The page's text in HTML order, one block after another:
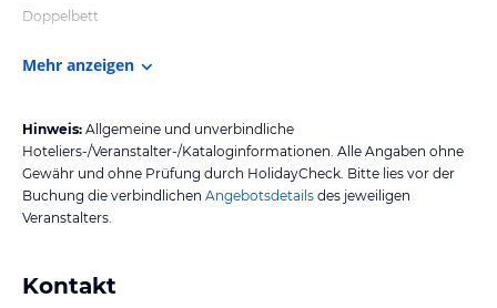
Doppelbett
Mehr anzeigen
Hinweis: Allgemeine und unverbindliche
Hoteliers-/Veranstalter-/Kataloginformationen. Alle Angaben ohne
Gewähr und ohne Prüfung durch HolidayCheck. Bitte lies vor der
Buchung die verbindlichen Angebotsdetails des jeweiligen
Veranstalters.
Kontakt